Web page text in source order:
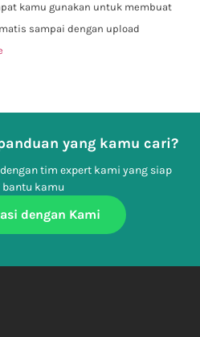
kamu gunakan untuk membuat
sampai dengan upload
yang kamu cari?
tim expert kami yang siap
bantu kamu
dengan Kami